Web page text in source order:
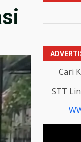
Cari
STT